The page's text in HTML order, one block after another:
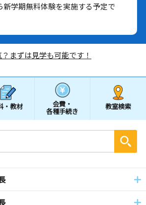
新学期無料体験を実施する予定で
まずは見学も可能です！
・教材 会費・
各種手続き
教室検索